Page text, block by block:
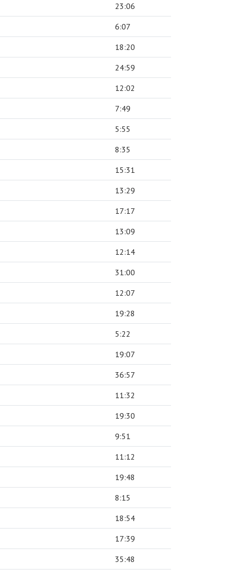
23:06
6:07
18:20
24:59
12:02
7:49
5:55
8:35
15:31
13:29
17:17
13:09
12:14
31:00
12:07
19:28
5:22
19:07
36:57
11:32
19:30
9:51
11:12
19:48
8:15
18:54
17:39
35:48